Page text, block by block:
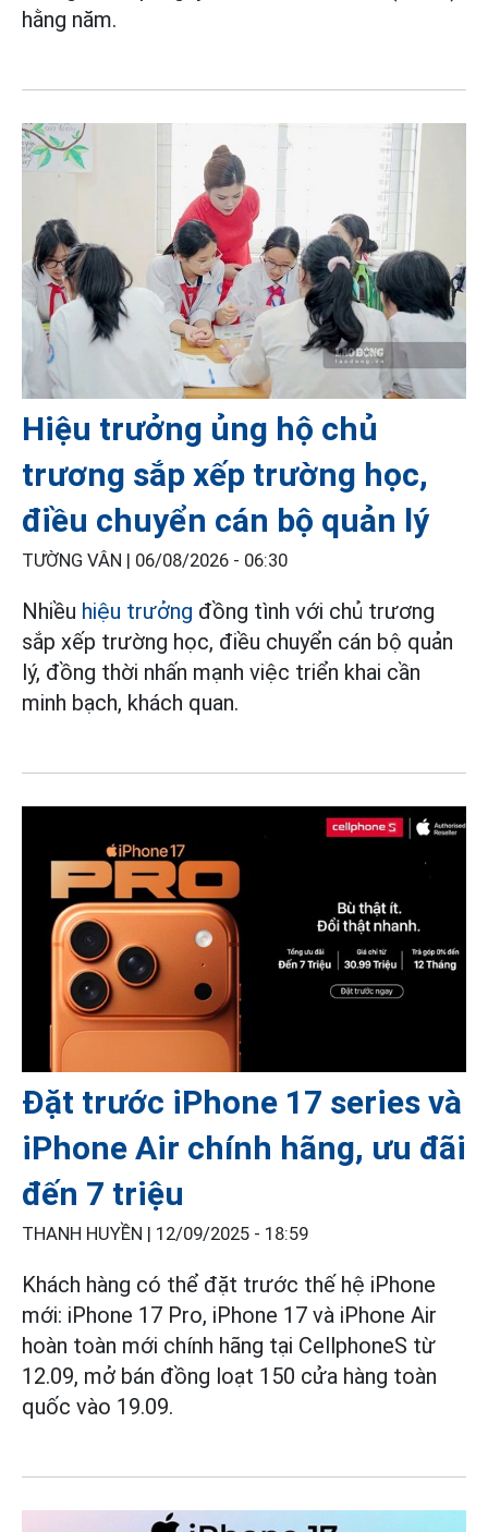
hằng năm.
Hiệu trưởng ủng hộ chủ
trương sắp xếp trường học,
điều chuyển cán bộ quản lý
TƯỜNG VÂN | 06/08/2026 - 06:30
Nhiều hiệu trưởng đồng tình với chủ trương
sắp xếp trường học, điều chuyển cán bộ quản
lý, đồng thời nhấn mạnh việc triển khai cần
minh bạch, khách quan.
Đặt trước iPhone 17 series và
iPhone Air chính hãng, ưu đãi
đến 7 triệu
THANH HUYỀN | 12/09/2025 - 18:59
Khách hàng có thể đặt trước thế hệ iPhone
mới: iPhone 17 Pro, iPhone 17 và iPhone Air
hoàn toàn mới chính hãng tại CellphoneS từ
12.09, mở bán đồng loạt 150 cửa hàng toàn
quốc vào 19.09.